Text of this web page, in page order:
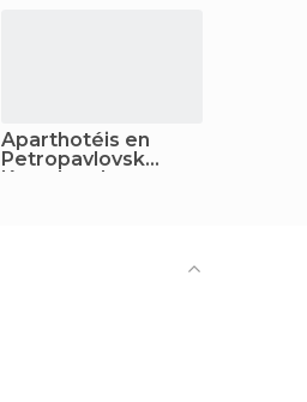
Aparthotéis en
Petropavlovsk
Kamchatsky